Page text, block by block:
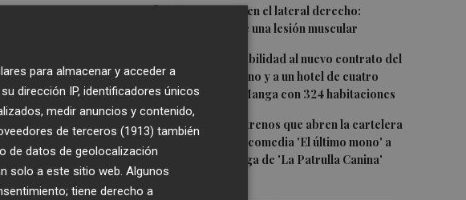
3Más problemas en el lateral derecho:
Monferrer sufre una lesión muscular
San Javier da viabilidad al nuevo contrato del
transporte urbano y a un hotel de cuatro
estrellas en La Manga con 324 habitaciones
5 Estos son los estrenos que abren la cartelera
en agosto: de la comedia 'El último mono' a
una nueva entrega de 'La Patrulla Canina'
para almacenar y acceder a
dirección IP, identificadores únicos
medir anuncios y contenido,
de terceros (1913) también
de datos de geolocalización
solo a este sitio web. Algunos
tiene derecho a